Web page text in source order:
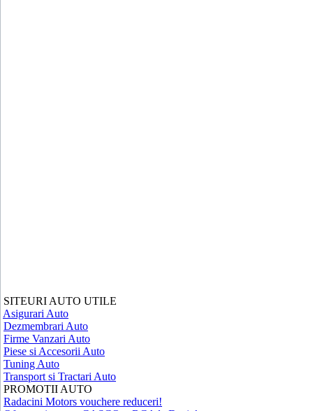
SITEURI AUTO UTILE
Asigurari Auto
Dezmembrari Auto
Firme Vanzari Auto
Piese si Accesorii Auto
Tuning Auto
Transport si Tractari Auto
PROMOTII AUTO
Radacini Motors vouchere reduceri!